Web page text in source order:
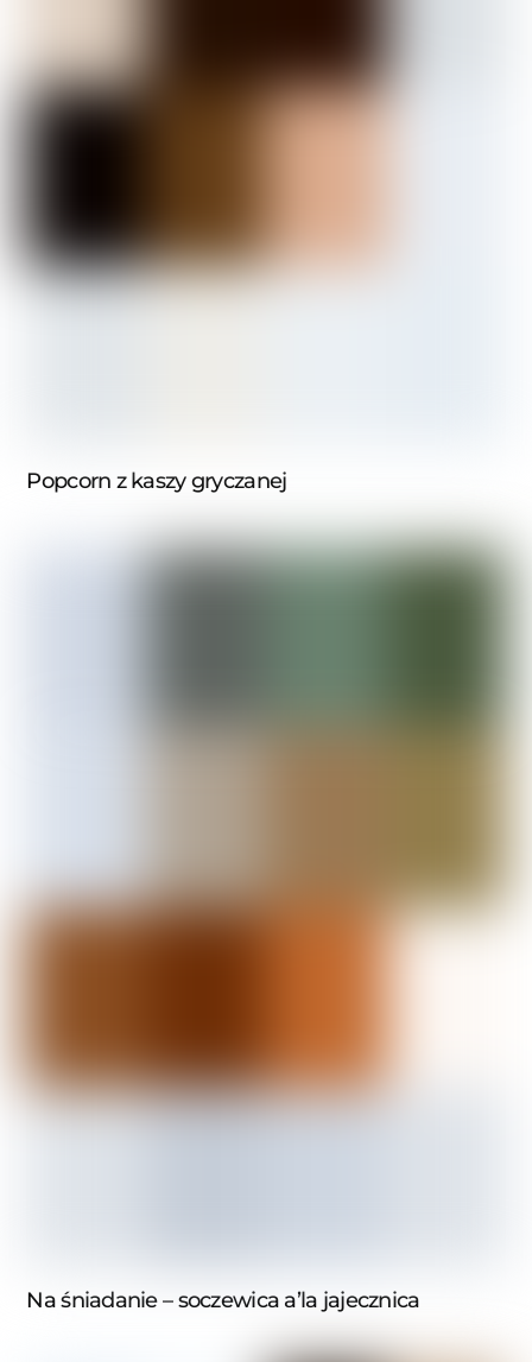
Popcorn z kaszy gryczanej
Na śniadanie – soczewica a’la jajecznica